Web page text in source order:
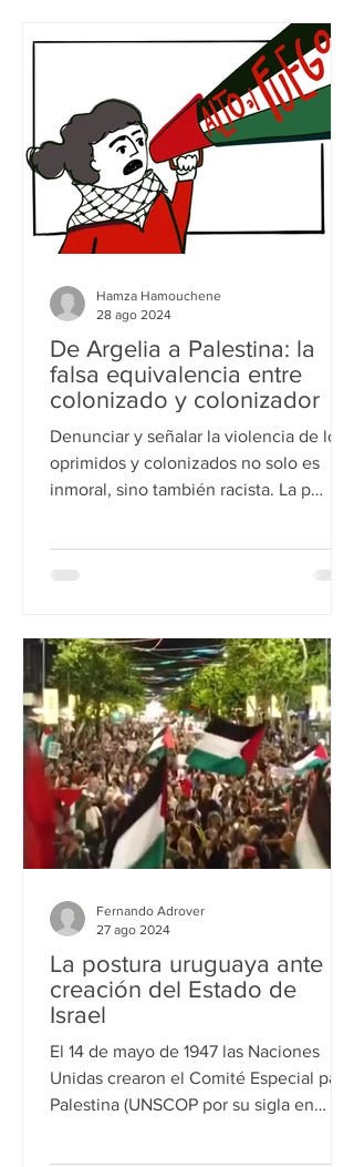
De Argelia a Palestina: la
falsa equivalencia entre
colonizado y colonizador
Denunciar y señalar la violencia de los
oprimidos y colonizados no solo es
inmoral, sino también racista. La p
Hamza Hamouchene
28 ago 2024
La postura uruguaya ante la
creación del Estado de
Israel
El 14 de mayo de 1947 las Naciones
Unidas crearon el Comité Especial para
Palestina (UNSCOP por su sigla en
Fernando Adrover
27 ago 2024